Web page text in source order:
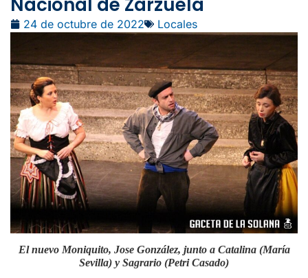
24 de octubre de 2022 Locales
El nuevo Moniquito, Jose González, junto a Catalina (María
Sevilla) y Sagrario (Petri Casado)